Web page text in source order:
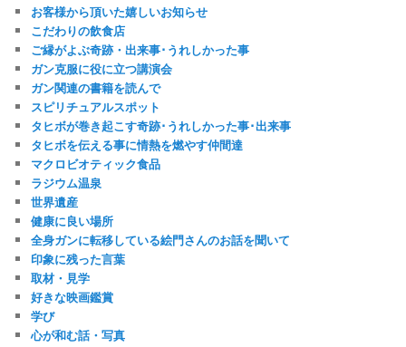
お客様から頂いた嬉しいお知らせ
こだわりの飲食店
ご縁がよぶ奇跡・出来事･うれしかった事
ガン克服に役に立つ講演会
ガン関連の書籍を読んで
スピリチュアルスポット
タヒボが巻き起こす奇跡･うれしかった事･出来事
タヒボを伝える事に情熱を燃やす仲間達
マクロビオティック食品
ラジウム温泉
世界遺産
健康に良い場所
全身ガンに転移している絵門さんのお話を聞いて
印象に残った言葉
取材・見学
好きな映画鑑賞
学び
心が和む話・写真